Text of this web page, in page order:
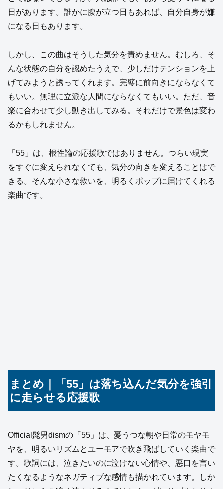
日があります。誰かに腹が立つ日もあれば、自分自身が嫌
になる日もあります。
しかし、この曲はそうした気分を責めません。むしろ、そ
んな状態の自分を認めたうえで、少しだけテンションを上
げてみようと誘ってくれます。完璧に前向きにならなくて
もいい。無理に立派な人間にならなくてもいい。ただ、音
楽に合わせて少し動き出してみる。それだけで景色は変わ
るかもしれません。
「55」は、根性論の応援歌ではありません。つらい現実
をすぐに変えられなくても、気分の向きを変えることはで
きる。そんな小さな救いを、明るくポップに届けてくれる
楽曲です。
まとめ｜「55」は落ち込んだ気分を強引
に走らせる応援歌
Official髭男dismの「55」は、憂うつな朝や日常のモヤモ
ヤを、明るいリズムとユーモアで吹き飛ばしていく楽曲で
す。歌詞には、泣きたいのに泣けない心情や、悪口を言い
たくなるようなネガティブな感情も描かれています。しか